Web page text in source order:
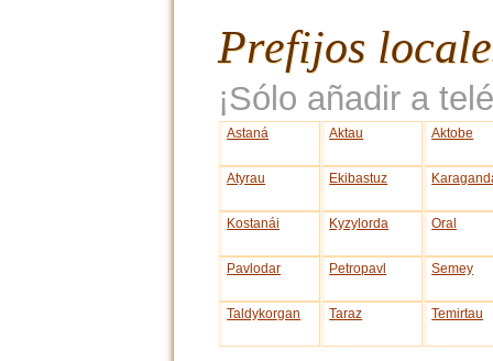
Prefijos
¡Sólo añadir a
Astaná Aktau Aktobe
Atyrau Ekibastuz
Kostanái Kyzylorda Oral
Pavlodar Petropavl Semey
Taldykorgan Taraz Temirtau